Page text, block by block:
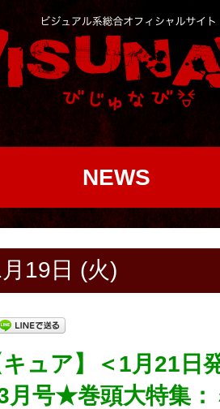
NEWS
19日 (火)
ュア】＜1月21日
月号★巻頭大特集